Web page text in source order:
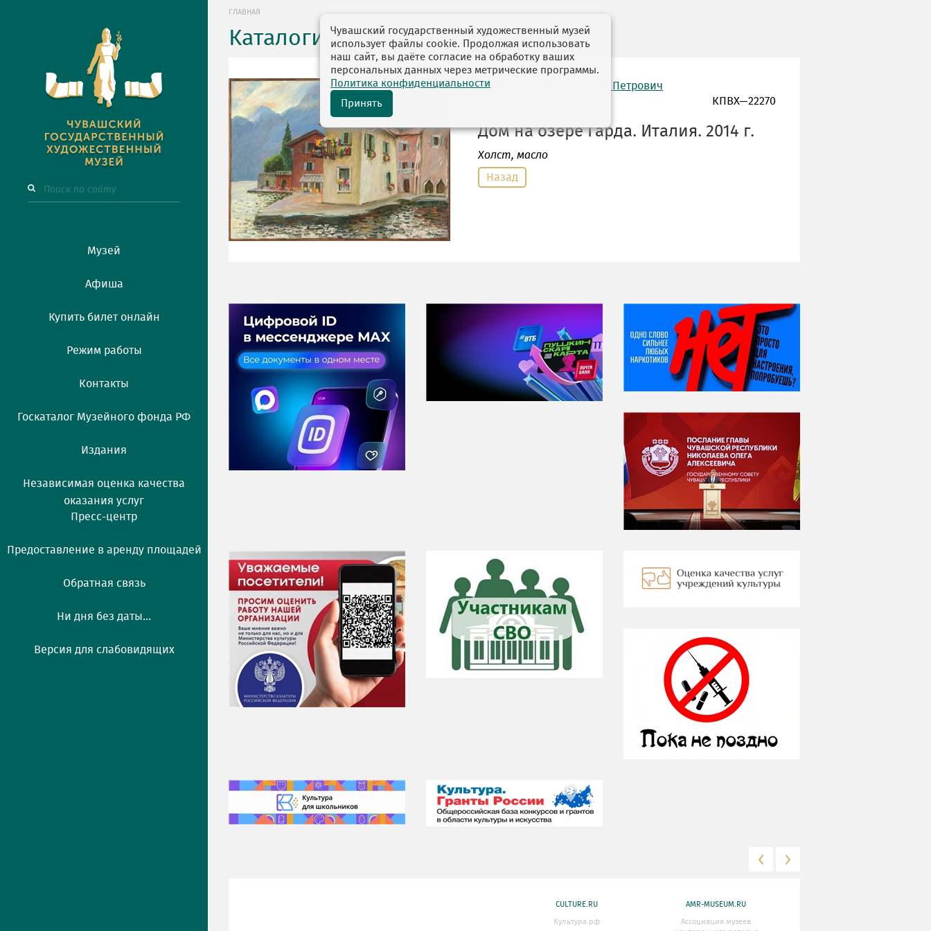
Музей
Афиша
Купить билет онлайн
Режим работы
Контакты
Госкаталог Музейного фонда РФ
Издания
Независимая оценка качества
оказания услуг
Пресс-центр
Предоставление в аренду площадей
Обратная связь
Ни дня без даты...
Версия для слабовидящих
ГЛАВНАЯ
Каталоги выставок
автор: Рыбкин Анатолий Петрович
КПВХ—22270
Дом на озере Гарда. Италия. 2014 г.
Холст, масло
Назад
CULTURE.RU
Культура.рф
AMR-MUSEUM.RU
Ассоциация музеев
Чувашский государственный художественный музей
использует файлы cookie. Продолжая использовать
наш сайт, вы даёте согласие на обработку ваших
персональных данных через метрические программы.
Политика конфиденциальности
Принять